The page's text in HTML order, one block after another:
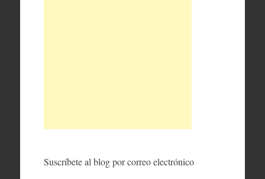
Suscríbete al blog por correo electrónico